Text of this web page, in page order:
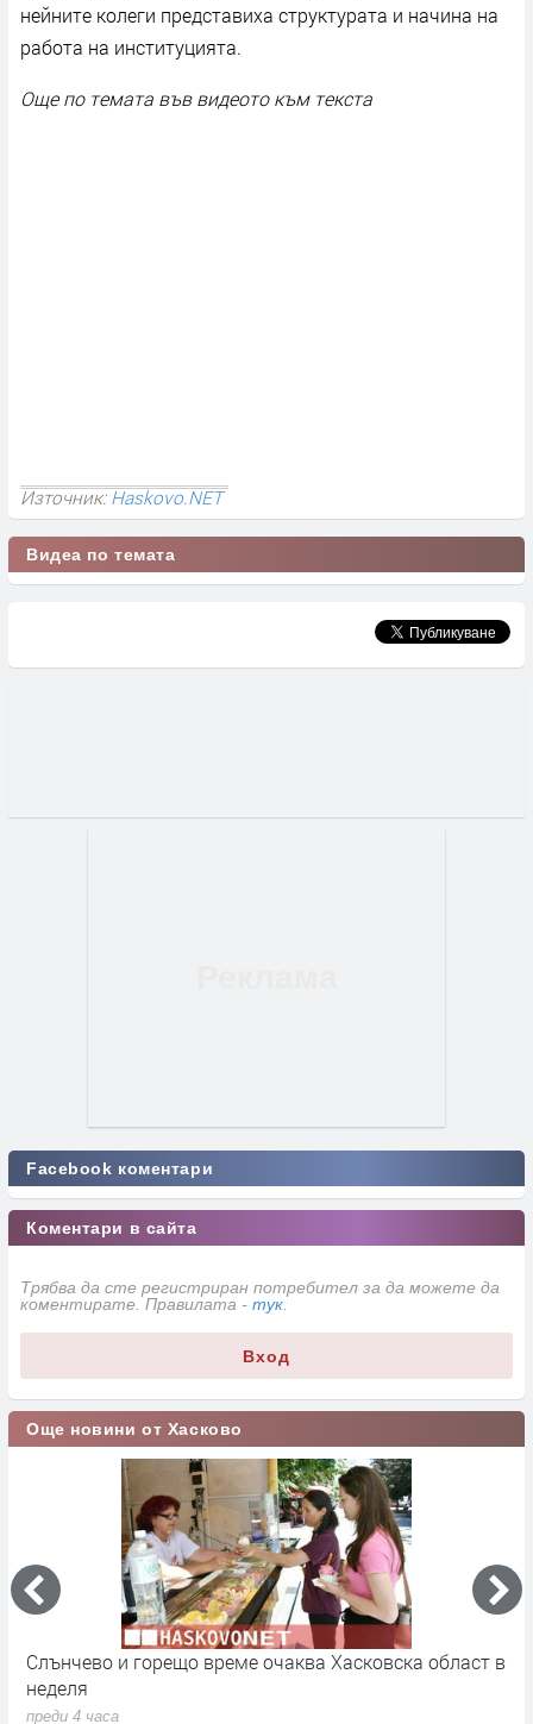
нейните колеги представиха структурата и начина на
работа на институцията.
Още по темата във видеото към текста
Източник:Haskovo.NET
Видеа по темата
Facebook коментари
Коментари в сайта
Трябва да сте регистриран потребител за да можете да
коментирате. Правилата - тук
Вход
Още новини от Хасково
Слънчево и горещо време очаква Хасковска област в
неделя
преди 4 часа